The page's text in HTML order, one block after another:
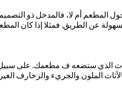
المطعم أم لا، فالمدخل ذو
عن الطريق. فمثلا إذا كان
الذي ستضعه ف مطعمك. على سبيل
الملون والجريء والزخارف